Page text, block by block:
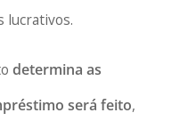
lucrativos.
determina as
será feito,